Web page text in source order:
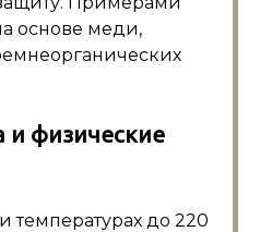
основе меди,
и физические
температурах до 220